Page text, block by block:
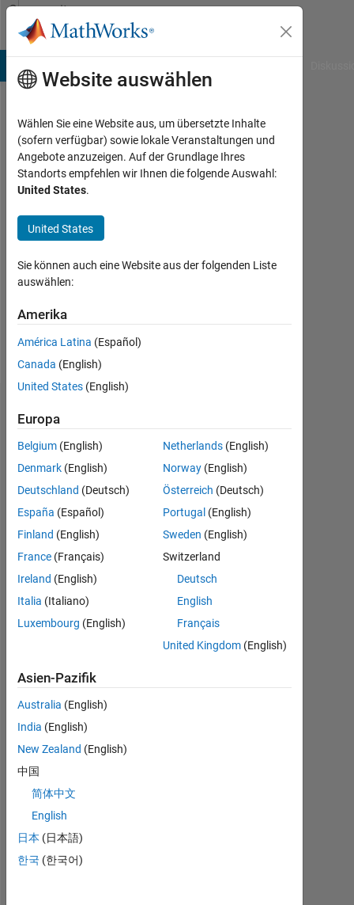
Weiter zum Inhalt
Community
Profile
Ron
Aktiv
seit
2023
Followers:
Following:
Follow
Please
login
endorse
this
person
a
skill
No
Endorsements
received
Website auswählen
Wählen Sie eine Website aus, um übersetzte Inhalte
(sofern verfügbar) sowie lokale Veranstaltungen und
Angebote anzuzeigen. Auf der Grundlage Ihres
Standorts empfehlen wir Ihnen die folgende Auswahl:
United States.
United States
Sie können auch eine Website aus der folgenden Liste
auswählen:
Amerika
América Latina (Español)
Canada (English)
United States (English)
Europa
Belgium (English)
Denmark (English)
Deutschland (Deutsch)
España (Español)
Finland (English)
France (Français)
Ireland (English)
Italia (Italiano)
Luxembourg (English)
Netherlands (English)
Norway (English)
Österreich (Deutsch)
Portugal (English)
Sweden (English)
Switzerland
Deutsch
English
Français
United Kingdom (English)
Asien-Pazifik
Australia (English)
India (English)
New Zealand (English)
中国
简体中文
English
日本 (日本語)
한국 (한국어)